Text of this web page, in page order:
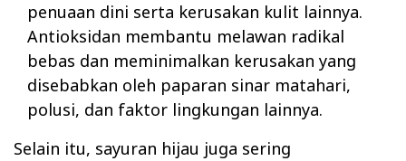
penuaan dini serta kerusakan kulit lainnya.
Antioksidan membantu melawan radikal
bebas dan meminimalkan kerusakan yang
disebabkan oleh paparan sinar matahari,
polusi, dan faktor lingkungan lainnya.
Selain itu, sayuran hijau juga sering